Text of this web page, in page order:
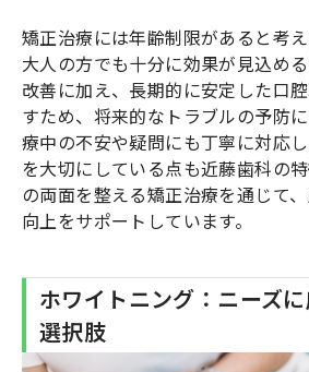
矯正治療には年齢制限があると考え
大人の方でも十分に効果が見込め
改善に加え、長期的に安定した口
すため、将来的なトラブルの予防
療中の不安や疑問にも丁寧に対応
を大切にしている点も近藤歯科の
の両面を整える矯正治療を通じて
向上をサポートしています。
ホワイトニング：ニーズ
選択肢